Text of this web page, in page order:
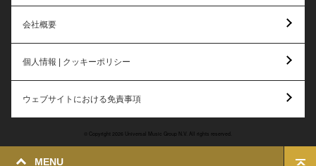
MENU
会社概要
個人情報 | クッキーポリシー
ウェブサイトにおける免責事項
© Copyright 2026 Universal Music Group N.V. All rights reserved.